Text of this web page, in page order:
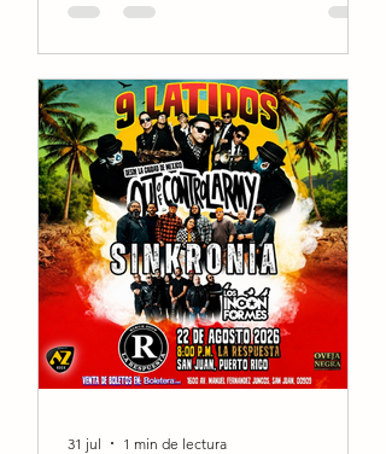
siempre ha tenido un cariño enorme por Stryper, y
como un simpl
31 jul 1 min de lectura